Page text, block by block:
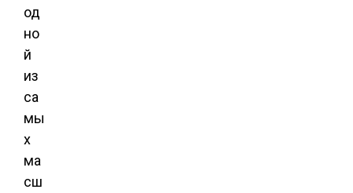
од
но
й
из
са
мы
х
ма
сш